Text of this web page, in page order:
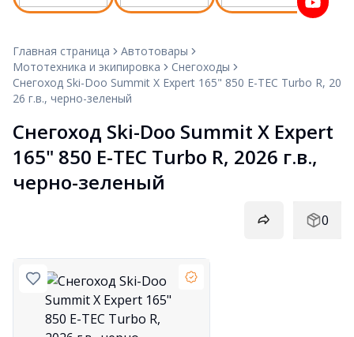
Главная страница
Автотовары
Мототехника и экипировка
Снегоходы
Снегоход Ski-Doo Summit X Expert 165" 850 E-TEC Turbo R, 20
26 г.в., черно-зеленый
Снегоход Ski-Doo Summit X Expert
165" 850 E-TEC Turbo R, 2026 г.в.,
черно-зеленый
0